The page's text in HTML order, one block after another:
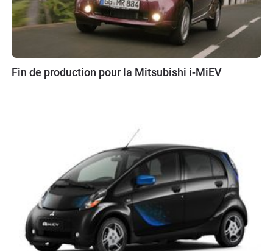
Fin de production pour la Mitsubishi i-MiEV